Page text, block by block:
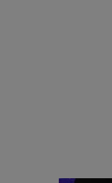
biodiversitate
Proiectul